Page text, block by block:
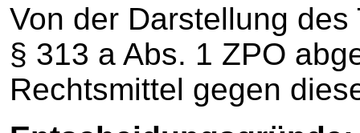
Von der Darstellung
§ 313 a Abs. 1 ZPO
Rechtsmittel gegen